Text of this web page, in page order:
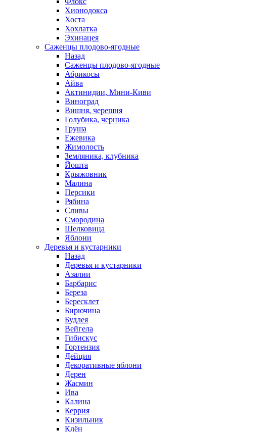
Хионодокса
Хоста
Хохлатка
Эхинацея
Саженцы плодово-ягодные
Назад
Саженцы плодово-ягодные
Абрикосы
Айва
Актинидии, Мини-Киви
Виноград
Вишня, черешня
Голубика, черника
Груша
Ежевика
Жимолость
Земляника, клубника
Йошта
Крыжовник
Малина
Персики
Рябина
Сливы
Смородина
Шелковица
Яблони
Деревья и кустарники
Назад
Деревья и кустарники
Азалии
Барбарис
Береза
Бересклет
Бирючина
Будлея
Вейгела
Гибискус
Гортензия
Дейция
Декоративные яблони
Дерен
Жасмин
Ива
Калина
Керрия
Кизильник
Клён